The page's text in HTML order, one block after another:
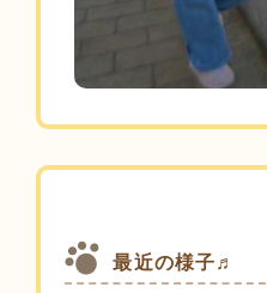
最近の様子♬